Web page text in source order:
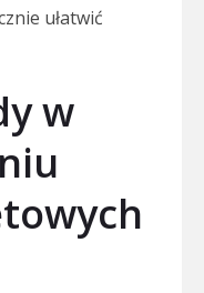
ułatwić
w